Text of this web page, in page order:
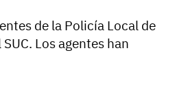
de la Policía Local de
Los agentes han